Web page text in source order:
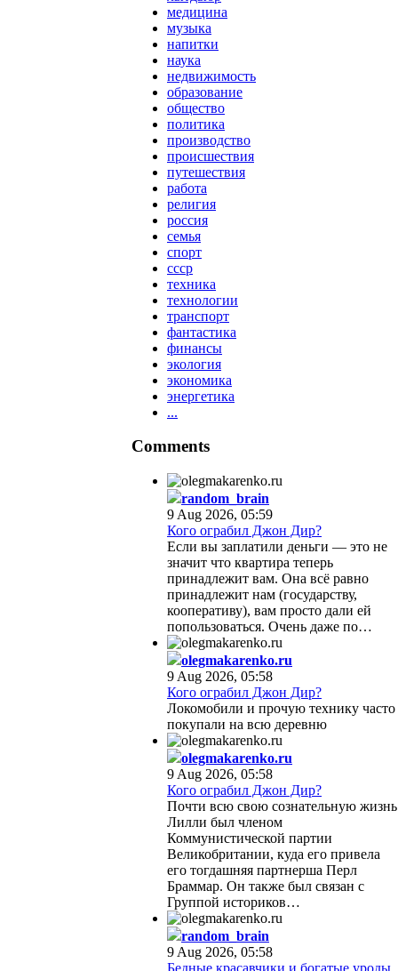
медицина
музыка
напитки
наука
недвижимость
образование
общество
политика
производство
происшествия
путешествия
работа
религия
россия
семья
спорт
ссср
техника
технологии
транспорт
фантастика
финансы
экология
экономика
энергетика
...
Comments
random_brain
9 Aug 2026, 05:59
Кого ограбил Джон Дир?
Если вы заплатили деньги — это не
значит что квартира теперь
принадлежит вам. Она всё равно
принадлежит нам (государству,
кооперативу), вам просто дали ей
попользоваться. Очень даже по…
olegmakarenko.ru
9 Aug 2026, 05:58
Кого ограбил Джон Дир?
Локомобили и прочую технику часто
покупали на всю деревню
olegmakarenko.ru
9 Aug 2026, 05:58
Кого ограбил Джон Дир?
Почти всю свою сознательную жизнь
Лилли был членом
Коммунистической партии
Великобритании, куда его привела
его тогдашняя партнерша Перл
Браммар. Он также был связан с
Группой историков…
random_brain
9 Aug 2026, 05:58
Бедные красавчики и богатые уроды